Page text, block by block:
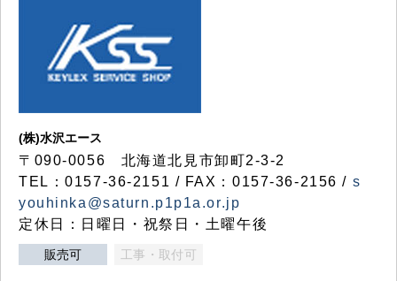
(株)水沢エース
〒090-0056 北海道北見市卸町2-3-2
TEL：0157-36-2151 / FAX：0157-36-2156 / s
youhinka@saturn.p1p1a.or.jp
定休日：日曜日・祝祭日・土曜午後
販売可 工事・取付可